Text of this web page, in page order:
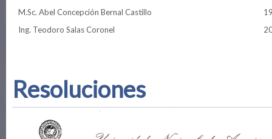
M.Sc. Abel Concepción Bernal Castillo
Ing. Teodoro Salas Coronel
Resoluciones